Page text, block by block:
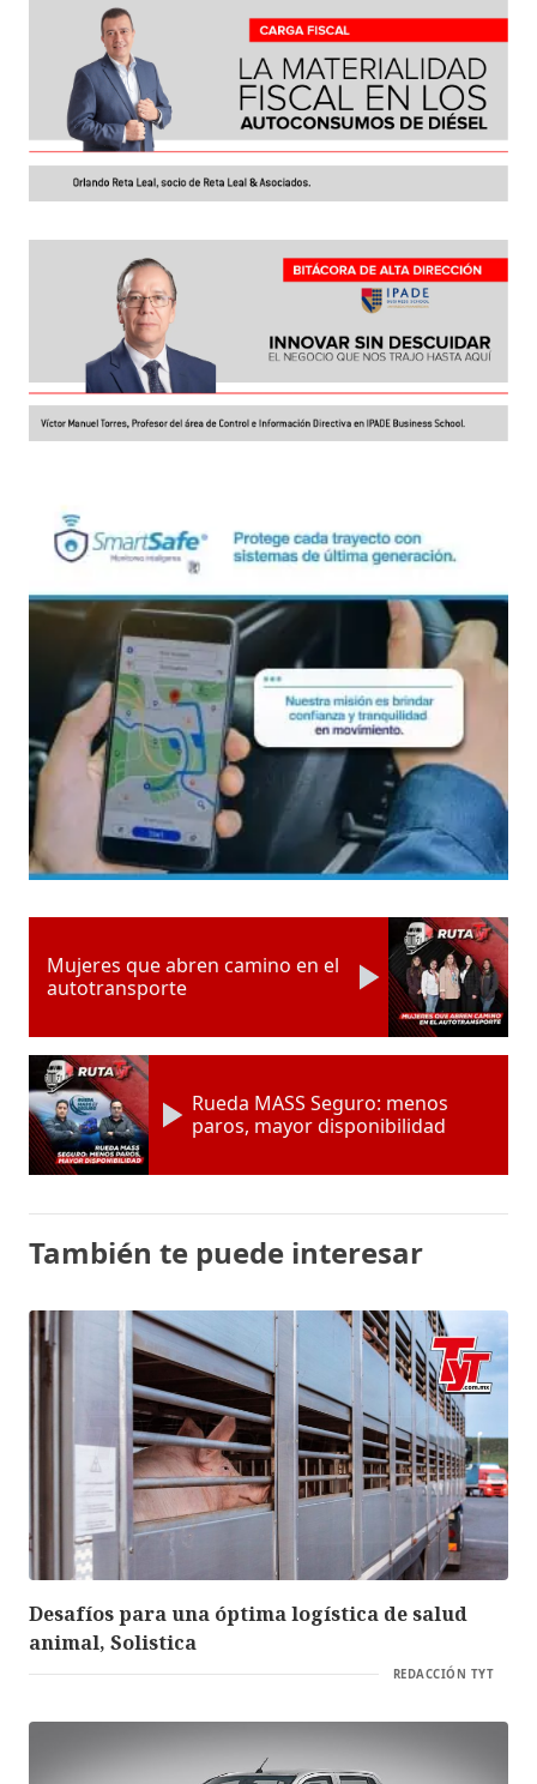
Mujeres que abren camino en el
autotransporte
Rueda MASS Seguro: menos
paros, mayor disponibilidad
También te puede interesar
Desafíos para una óptima logística de salud
animal, Solistica
REDACCIÓN TYT